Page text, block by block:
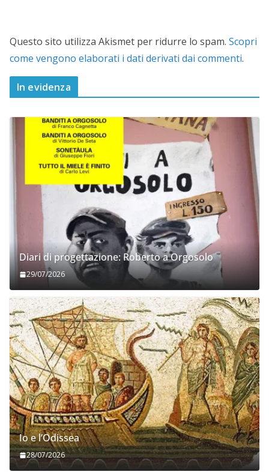
Questo sito utilizza Akismet per ridurre lo spam. Scopri
come vengono elaborati i dati derivati dai commenti.
In evidenza
Diari di progettazione: Roberto a Orgosolo
29/07/2026
Io e l’Odissea
28/07/2026